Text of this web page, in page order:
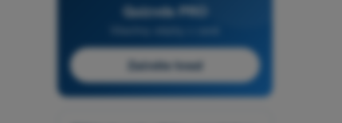
Quizvds PRO
Začněte hned